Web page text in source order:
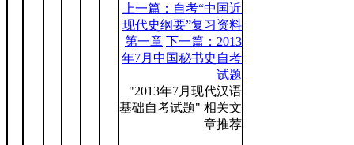
上一篇：自考“中国近
现代史纲要”复习资料
第一章 下一篇：2013
年7月中国秘书史自考
试题
"2013年7月现代汉语
基础自考试题" 相关文
章推荐